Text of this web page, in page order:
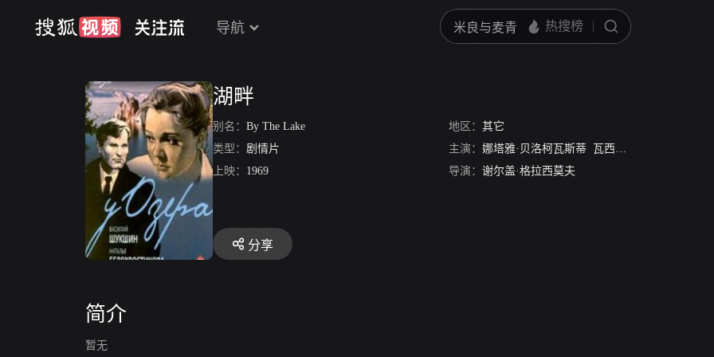
导航
湖畔
别名： By The Lake 地区： 其它
类型： 剧情片 主演： 娜塔雅·贝洛柯瓦斯蒂 瓦西里·舒克申
上映： 1969 导演： 谢尔盖·格拉西莫夫
分享
简介
暂无